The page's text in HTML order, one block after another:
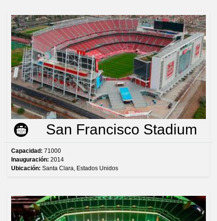
San Francisco Stadium
Capacidad: 71000
Inauguración: 2014
Ubicación: Santa Clara, Estados Unidos